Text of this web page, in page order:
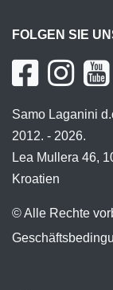
FOLGEN SIE
Samo Laganini
2012. - 2026.
Lea Mullera 46,
Kroatien
© Alle Rechte